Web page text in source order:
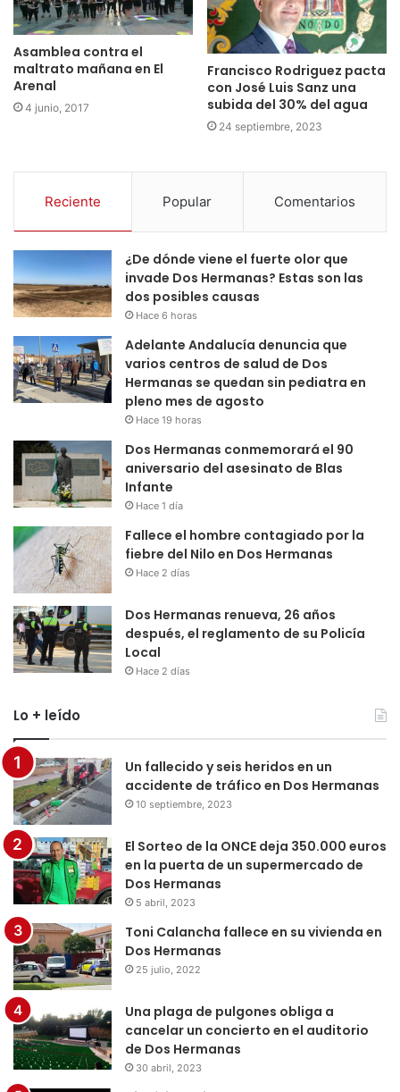
Asamblea contra el
maltrato mañana en El
Arenal
4 junio, 2017
Francisco Rodriguez pacta
con José Luis Sanz una
subida del 30% del agua
24 septiembre, 2023
Reciente Popular Comentarios
¿De dónde viene el fuerte olor que
invade Dos Hermanas? Estas son las
dos posibles causas
Hace 6 horas
Adelante Andalucía denuncia que
varios centros de salud de Dos
Hermanas se quedan sin pediatra en
pleno mes de agosto
Hace 19 horas
Dos Hermanas conmemorará el 90
aniversario del asesinato de Blas
Infante
Hace 1 día
Fallece el hombre contagiado por la
fiebre del Nilo en Dos Hermanas
Hace 2 días
Dos Hermanas renueva, 26 años
después, el reglamento de su Policía
Local
Hace 2 días
Lo + leído
Un fallecido y seis heridos en un
accidente de tráfico en Dos Hermanas
10 septiembre, 2023
El Sorteo de la ONCE deja 350.000 euros
en la puerta de un supermercado de
Dos Hermanas
5 abril, 2023
Toni Calancha fallece en su vivienda en
Dos Hermanas
25 julio, 2022
Una plaga de pulgones obliga a
cancelar un concierto en el auditorio
de Dos Hermanas
30 abril, 2023